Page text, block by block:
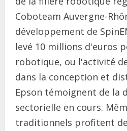
Coboteam Auvergne-
développement de
levé 10 millions d'euros
robotique, ou l'activité
dans la conception et
Epson témoignent de la
sectorielle en cours.
traditionnels profitent